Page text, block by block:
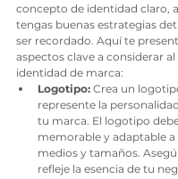
concepto de identidad claro,
tengas buenas estrategias
ser recordado. Aquí te
aspectos clave a considerar
identidad de marca:
Logotipo: Crea un
represente la
tu marca. El logotipo
memorable y adaptable
medios y tamaños.
refleje la esencia de tu